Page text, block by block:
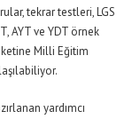
tekrar testleri, LGS
AYT ve YDT örnek
Milli Eğitim
yardımcı